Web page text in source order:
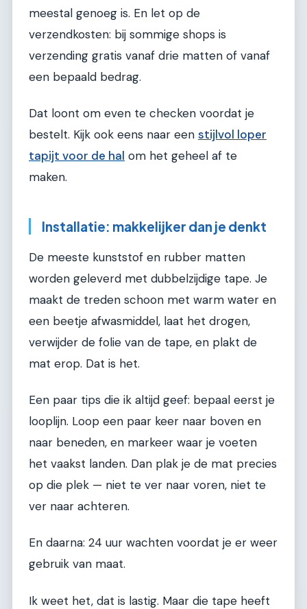
meestal genoeg is. En let op de
verzendkosten: bij sommige shops is
verzending gratis vanaf drie matten of vanaf
een bepaald bedrag.
Dat loont om even te checken voordat je
bestelt. Kijk ook eens naar een stijlvol loper
tapijt voor de hal om het geheel af te
maken.
Installatie: makkelijker dan je denkt
De meeste kunststof en rubber matten
worden geleverd met dubbelzijdige tape. Je
maakt de treden schoon met warm water en
een beetje afwasmiddel, laat het drogen,
verwijder de folie van de tape, en plakt de
mat erop. Dat is het.
Een paar tips die ik altijd geef: bepaal eerst je
looplijn. Loop een paar keer naar boven en
naar beneden, en markeer waar je voeten
het vaakst landen. Dan plak je de mat precies
op die plek — niet te ver naar voren, niet te
ver naar achteren.
En daarna: 24 uur wachten voordat je er weer
gebruik van maat.
Ik weet het, dat is lastig. Maar die tape heeft